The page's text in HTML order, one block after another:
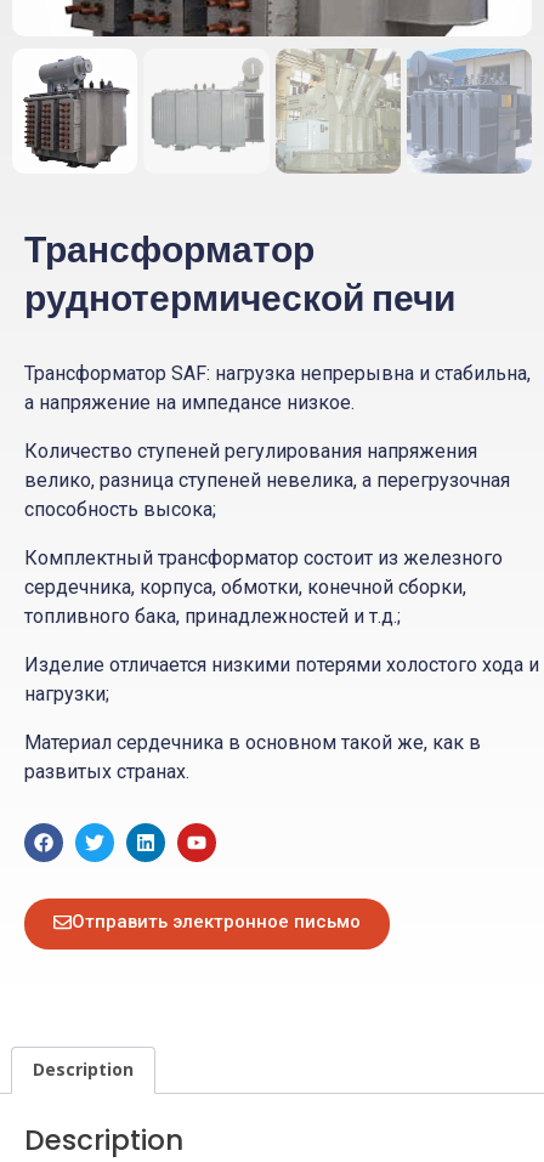
Трансформатор
руднотермической печи
Трансформатор SAF: нагрузка непрерывна и стабильна,
а напряжение на импедансе низкое.
Количество ступеней регулирования напряжения
велико, разница ступеней невелика, а перегрузочная
способность высока;
Комплектный трансформатор состоит из железного
сердечника, корпуса, обмотки, конечной сборки,
топливного бака, принадлежностей и т.д.;
Изделие отличается низкими потерями холостого хода и
нагрузки;
Материал сердечника в основном такой же, как в
развитых странах.
Отправить электронное письмо
Description
Description